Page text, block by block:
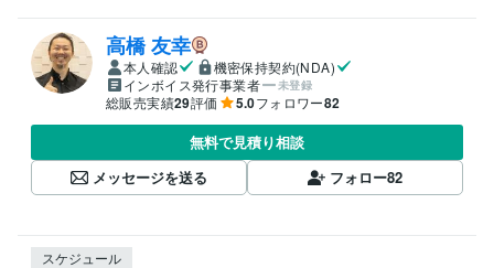
高橋 友幸
本人確認
機密保持契約(NDA)
インボイス発行事業者
未登録
総販売実績29評価 5.0フォロワー82
無料で見積り相談
メッセージを送る
フォロー82
スケジュール